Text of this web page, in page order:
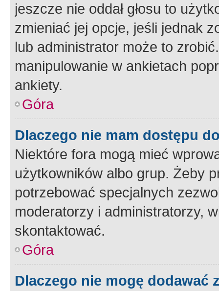
jeszcze nie oddał głosu to
zmieniać jej opcje, jeśli jednak
lub administrator może to
manipulowanie w ankietach
ankiety.
Góra
Dlaczego nie mam dostępu
Niektóre fora mogą mieć
użytkowników albo grup. Żeby
potrzebować specjalnych
moderatorzy i administratorzy,
skontaktować.
Góra
Dlaczego nie mogę dodawać